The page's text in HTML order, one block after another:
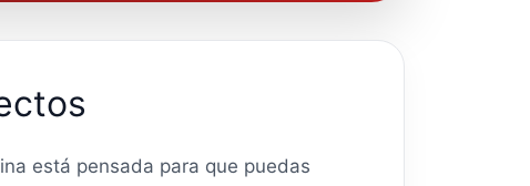
está pensada para que puedas